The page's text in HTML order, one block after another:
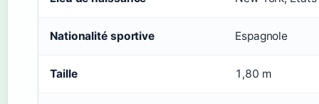
Nationalité sportive Espagnole
Taille 1,80 m